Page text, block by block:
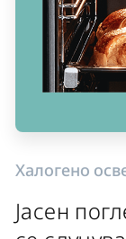
Халогено
Јасен